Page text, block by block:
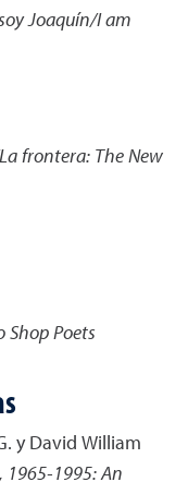
Joaquín/I am
frontera: The New
Shop Poets
y David William
1995: An